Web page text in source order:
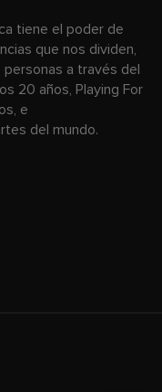
tiene el poder de
que nos dividen,
personas a través del
20 años, Playing For
e
del mundo.